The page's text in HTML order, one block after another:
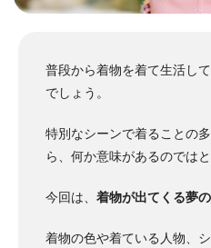
普段から着物を着て生活し
でしょう。
特別なシーンで着ることの
ら、何か意味があるのでは
今回は、 着物が出てくる夢
着物の色や着ている人物、